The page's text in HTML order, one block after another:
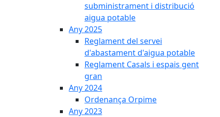
subministrament i distribució
aigua potable
Any 2025
Reglament del servei
d'abastament d'aigua potable
Reglament Casals i espais gent
gran
Any 2024
Ordenança Orpime
Any 2023